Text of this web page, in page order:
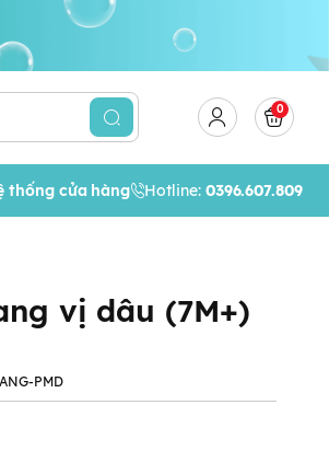
0
thống cửa hàng Hotline: 0396.607.809
vị dâu (7M+)
PMD